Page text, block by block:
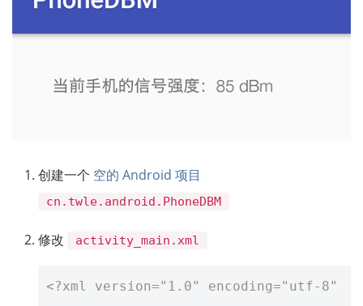
创建一个 空的 Android 项目
cn.twle.android.PhoneDBM
修改 activity_main.xml
<?xml version="1.0" encoding="utf-8"